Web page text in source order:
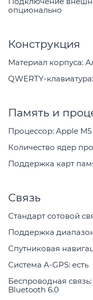
опционально
Конструкция
Материал корпуса:
QWERTY-
Память и
Процессор: Apple M5
Количество ядер
Поддержка карт
Связь
Стандарт сотовой
Поддержка
Спутниковая
Система A-GPS: есть
Беспроводная
Bluetooth 6.0